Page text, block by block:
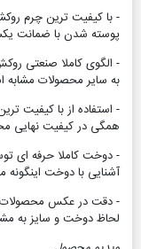
- با کیفیت ترین چرم
پوسته شدن با ضمانت
- الگوی کاملا صنعتی
به سایر محصولات
- استفاده از با کیفیت
همگی در کیفیت نهایی
- دوخت کاملا حرفه ای
آشنایی با دوخت
- دقت در عکس محصولات
لحاظ دوخت و سایز به